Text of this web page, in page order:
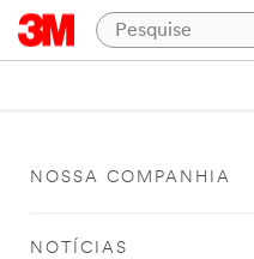
NOSSA COMPANHIA
NOTÍCIAS